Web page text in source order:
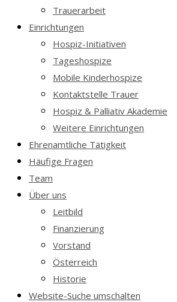
Trauerarbeit
Einrichtungen
Hospiz-Initiativen
Tageshospize
Mobile Kinderhospize
Kontaktstelle Trauer
Hospiz & Palliativ Akademie
Weitere Einrichtungen
Ehrenamtliche Tätigkeit
Häufige Fragen
Team
Über uns
Leitbild
Finanzierung
Vorstand
Österreich
Historie
Website-Suche umschalten